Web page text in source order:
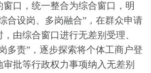
口，统一整合为综合窗口，明
合设岗、多岗融合” ，在群众申请
由综合窗口进行无差别受理、
多责” ，逐步探索将个体工商户登
批等行政权力事项纳入无差别